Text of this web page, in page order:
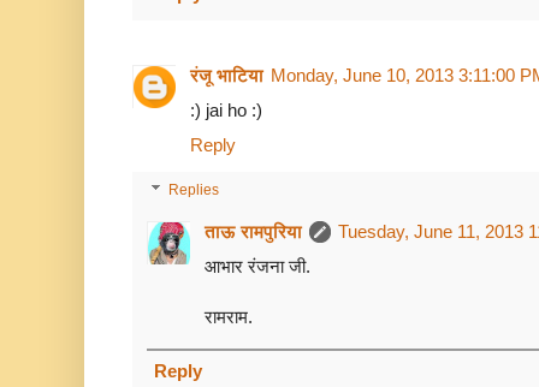
रंजू भाटिया Monday, June 10, 2013 3:11:00
:) jai ho :)
Reply
Replies
ताऊ रामपुरिया
Tuesday, June 11, 2013
आभार रंजना जी.
रामराम.
Reply